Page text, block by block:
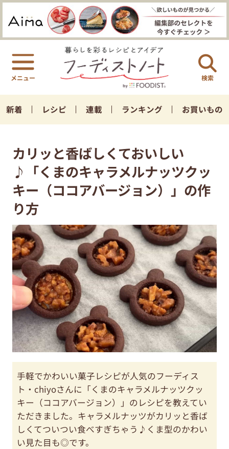
検索
新着 レシピ 連載 ランキング お買いもの
カリッと香ばしくておいしい
♪「くまのキャラメルナッツクッ
キー（ココアバージョン）」の作
り方
手軽でかわいい菓子レシピが人気のフーディス
ト・chiyoさんに「くまのキャラメルナッツクッ
キー（ココアバージョン）」のレシピを教えてい
ただきました。キャラメルナッツがカリッと香ば
しくてついつい食べすぎちゃう♪くま型のかわい
い見た目も◎です。